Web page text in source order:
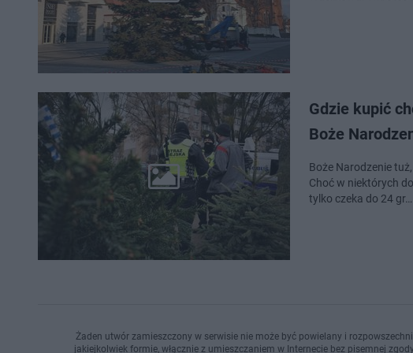
Gdzie kupić
Boże
Boże Narodzenie
Choć w niektórych
tylko czeka do 24 gr…
Żaden utwór zamieszczony w serwisie nie może być powielany i
jakiejkolwiek formie, włącznie z umieszczaniem w Internecie bez pisemnej